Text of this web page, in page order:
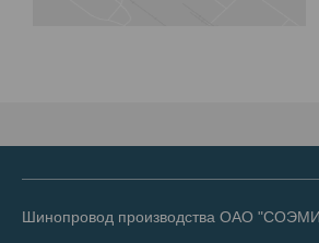
Шинопровод производства ОАО